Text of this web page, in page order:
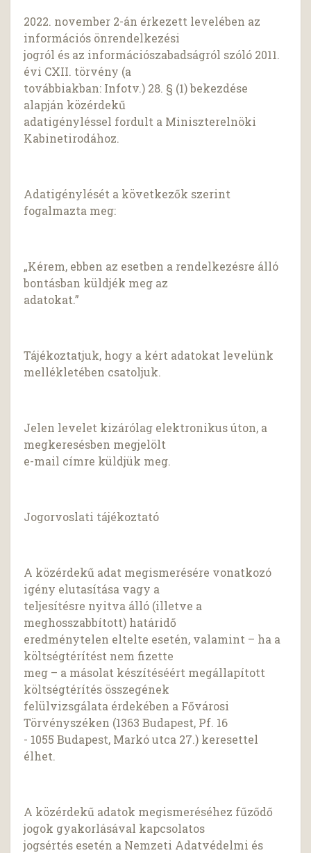
2022. november 2-án érkezett levelében az
információs önrendelkezési
jogról és az információszabadságról szóló 2011.
évi CXII. törvény (a
továbbiakban: Infotv.) 28. § (1) bekezdése
alapján közérdekű
adatigényléssel fordult a Miniszterelnöki
Kabinetirodához.
Adatigénylését a következők szerint
fogalmazta meg:
„Kérem, ebben az esetben a rendelkezésre álló
bontásban küldjék meg az
adatokat.”
Tájékoztatjuk, hogy a kért adatokat levelünk
mellékletében csatoljuk.
Jelen levelet kizárólag elektronikus úton, a
megkeresésben megjelölt
e-mail címre küldjük meg.
Jogorvoslati tájékoztató
A közérdekű adat megismerésére vonatkozó
igény elutasítása vagy a
teljesítésre nyitva álló (illetve a
meghosszabbított) határidő
eredménytelen eltelte esetén, valamint – ha a
költségtérítést nem fizette
meg – a másolat készítéséért megállapított
költségtérítés összegének
felülvizsgálata érdekében a Fővárosi
Törvényszéken (1363 Budapest, Pf. 16
- 1055 Budapest, Markó utca 27.) keresettel
élhet.
A közérdekű adatok megismeréséhez fűződő
jogok gyakorlásával kapcsolatos
jogsértés esetén a Nemzeti Adatvédelmi és